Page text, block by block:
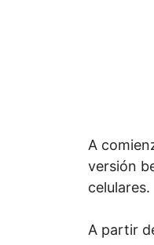
A
versión
celulares.
A partir